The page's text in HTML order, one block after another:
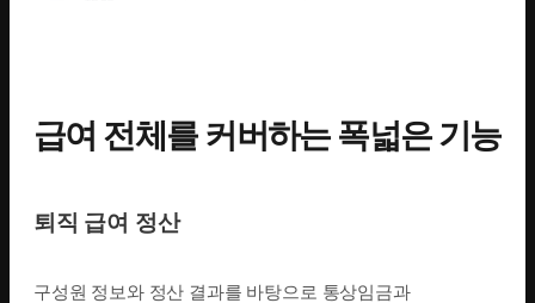
급여 전체를 커버하는 폭넓은 기능
퇴직 급여 정산
구성원 정보와 정산 결과를 바탕으로 통상임금과